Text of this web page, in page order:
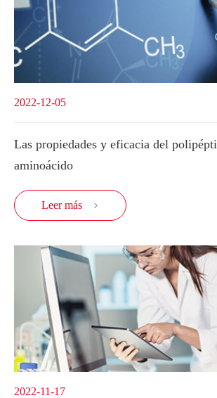
2022-12-05
Las propiedades y eficacia del
aminoácido
Leer más 
2022-11-17